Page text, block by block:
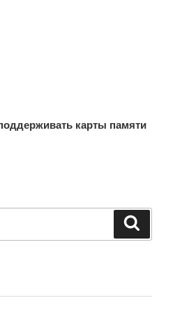
карты памяти